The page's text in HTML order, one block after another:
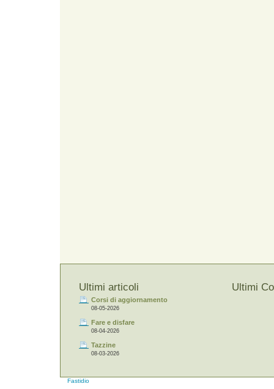
Ultimi articoli
Corsi di aggiornamento
08-05-2026
Fare e disfare
08-04-2026
Tazzine
08-03-2026
Ultimi
Fastidio